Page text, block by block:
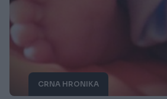
CRNA HRONIKA